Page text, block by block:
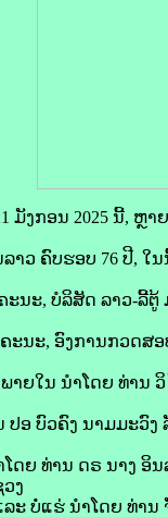
ມັງກອນ 2025 ນີ້, ຫຼ
າວ ຄົບຮອບ 76 ປີ, ໃ
ນະ, ບໍລິສັດ ລາວ-ລີ້ຕູ້
ະນະ, ອົງການກວດສ
າຍໃນ ນໍາໂດຍ ທ່ານ
ປອ ບົວຄົງ ນາມມະວົ
ໂດຍ ທ່ານ ດຣ ນາງ
ງ
ລະ ບໍ່ແຮ່ ນໍາໂດຍ ທ່າ